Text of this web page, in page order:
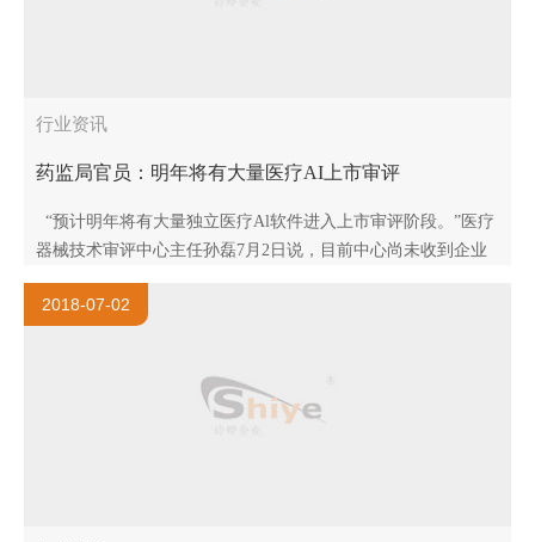
行业资讯
药监局官员：明年将有大量医疗AI上市审评
“预计明年将有大量独立医疗Al软件进入上市审评阶段。”医疗
器械技术审评中心主任孙磊7月2日说，目前中心尚未收到企业
提交的医疗Al产品上市申请。但基于国内外医疗AI研发..
2018-07-02